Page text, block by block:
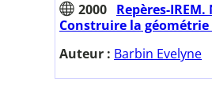
2000 Repères-IREM.
Construire la
Auteur : Barbin Evelyne